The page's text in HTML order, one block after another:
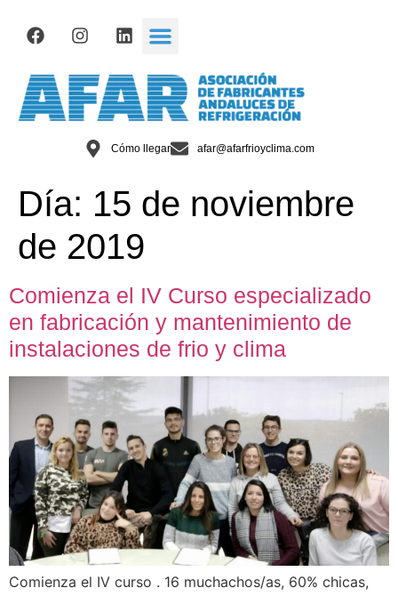
Cómo llegar afar@afarfrioyclima.com
Día: 15 de noviembre
de 2019
Comienza el IV Curso especializado
en fabricación y mantenimiento de
instalaciones de frio y clima
Comienza el IV curso . 16 muchachos/as, 60% chicas,